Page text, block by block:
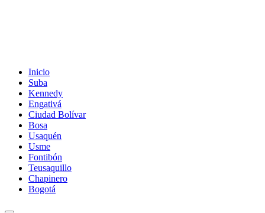
Inicio
Suba
Kennedy
Engativá
Ciudad Bolívar
Bosa
Usaquén
Usme
Fontibón
Teusaquillo
Chapinero
Bogotá